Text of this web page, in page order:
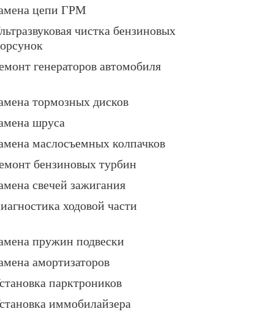
цепи ГРМ
чистка бензиновых
генераторов автомобиля
тормозных дисков
шруса
маслосъемных колпачков
бензиновых турбин
свечей зажигания
ходовой части
пружин подвески
амортизаторов
парктроников
иммобилайзера